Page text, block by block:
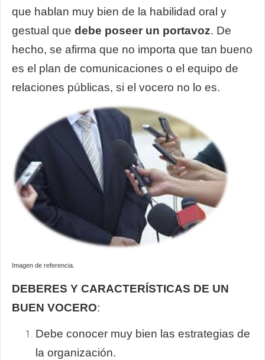
que hablan muy bien de la habilidad oral y
gestual que debe poseer un portavoz. De
hecho, se afirma que no importa que tan bueno
es el plan de comunicaciones o el equipo de
relaciones públicas, si el vocero no lo es.
Imagen de referencia.
DEBERES Y CARACTERÍSTICAS DE UN
BUEN VOCERO:
Debe conocer muy bien las estrategias de
la organización.